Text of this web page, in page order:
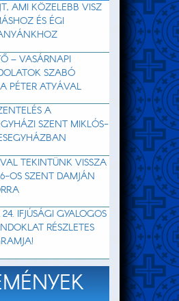
AMI KÖZELEBB VISZ
ÉS ÉGI
– VASÁRNAPI
SZABÓ
PÉTER ATYÁVAL
A
SZENT MIKLÓS-
TEKINTÜNK VISSZA
OS SZENT DAMJÁN
IFJÚSÁGI GYALOGOS
RÉSZLETES